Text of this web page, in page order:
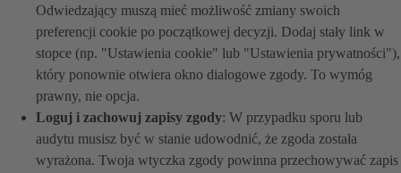
Odwiedzający muszą mieć możliwość zmiany swoich
preferencji cookie po początkowej decyzji. Dodaj stały link w
stopce (np. "Ustawienia cookie" lub "Ustawienia prywatności"),
który ponownie otwiera okno dialogowe zgody. To wymóg
prawny, nie opcja.
Loguj i zachowuj zapisy zgody: W przypadku sporu lub
audytu musisz być w stanie udowodnić, że zgoda została
wyrażona. Twoja wtyczka zgody powinna przechowywać zapis